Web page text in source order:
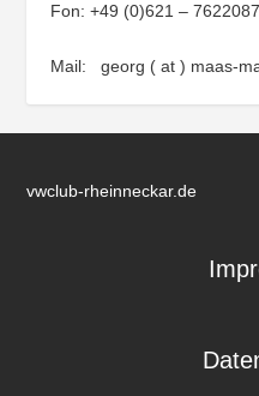
Fon: +49 (0)621 –
Mail: georg ( at ) maas-
vwclub-rheinneckar.de